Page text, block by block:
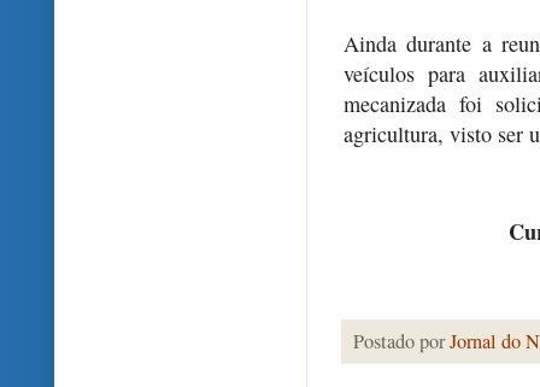
Ainda durante a
veículos para
mecanizada foi
agricultura, visto ser
Postado porJornal do